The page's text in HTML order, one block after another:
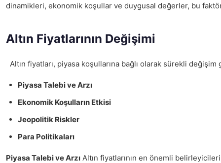
dinamikleri, ekonomik koşullar ve duygusal değerler, bu
Altın Fiyatlarının Değişimi
Altın fiyatları, piyasa koşullarına bağlı olarak sürekli
Piyasa Talebi ve Arzı
Ekonomik Koşulların Etkisi
Jeopolitik Riskler
Para Politikaları
Piyasa Talebi ve Arzı Altın fiyatlarının en önemli